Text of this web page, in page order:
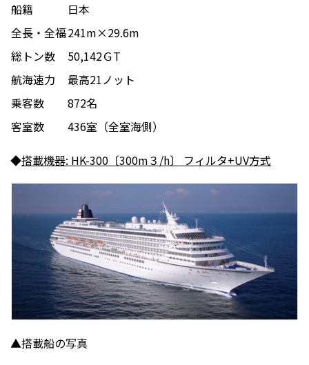
船籍
日本
全長・全福241m×29.6m
総トン数
50,142ＧT
航海速力
最高21ノット
乗客数
872名
客室数
436室（全室海側）
◆搭載機器: HK-300〔300m３/h〕 フィルタ+UV方式
▲搭載船の写真